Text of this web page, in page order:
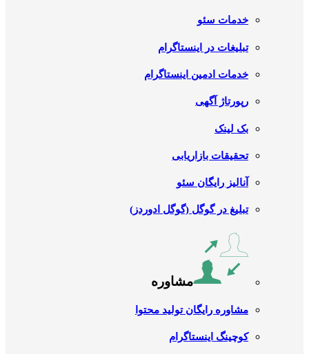
خدمات سئو
تبلیغات در اینستاگرام
خدمات ادمین اینستاگرام
رپورتاژ آگهی
بک لینک
تحقیقات بازاریابی
آنالیز رایگان سئو
تبلیغ در گوگل (گوگل ادوردز)
مشاوره
مشاوره رایگان تولید محتوا
کوچینگ اینستاگرام